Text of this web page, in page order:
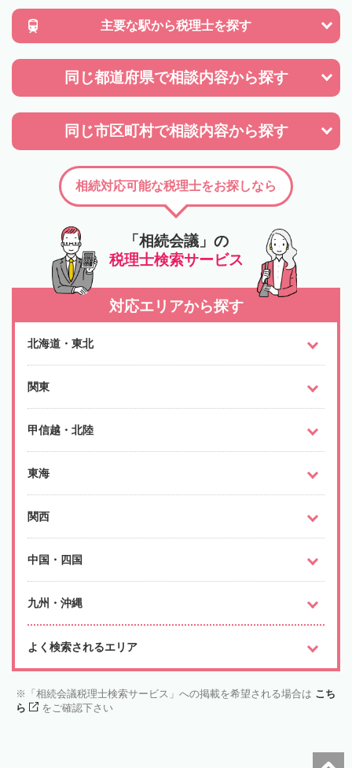
主要な駅から税理士を探す
同じ都道府県で相談内容から探す
同じ市区町村で相談内容から探す
「相続会議」の
税理士検索サービス
相続対応可能な税理士をお探しなら
対応エリアから探す
北海道・東北
関東
甲信越・北陸
東海
関西
中国・四国
九州・沖縄
よく検索されるエリア
「相続会議税理士検索サービス」への掲載を希望される場合は こち
ら
をご確認下さい